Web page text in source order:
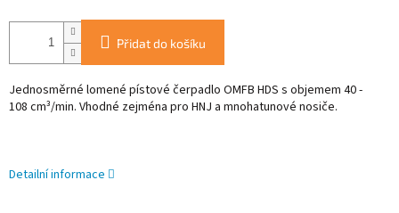
Přidat do košíku
Jednosměrné lomené pístové čerpadlo OMFB HDS s objemem 40 -
108 cm³/min. Vhodné zejména pro HNJ a mnohatunové nosiče.
Detailní informace